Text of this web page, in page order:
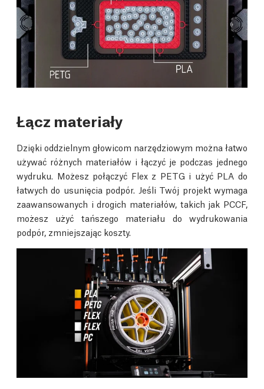
Łącz materiały
Dzięki oddzielnym głowicom narzędziowym można łatwo
używać różnych materiałów i łączyć je podczas jednego
wydruku. Możesz połączyć Flex z PETG i użyć PLA do
łatwych do usunięcia podpór. Jeśli Twój projekt wymaga
zaawansowanych i drogich materiałów, takich jak PCCF,
możesz użyć tańszego materiału do wydrukowania
podpór, zmniejszając koszty.